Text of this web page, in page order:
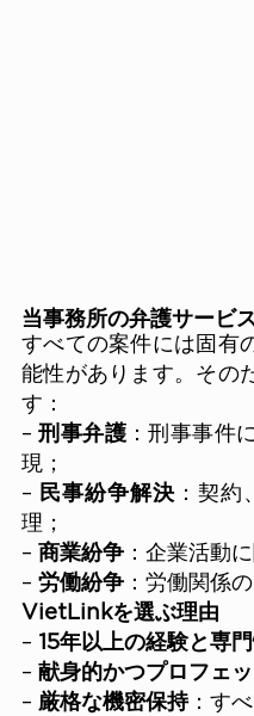
当事務所の弁護サービ
すべての案件には固有
能性があります。その
す：
– 刑事弁護 ：刑事事件
現；
– 民事紛争解決 ：契
理；
– 商業紛争 ：企業活動
– 労働紛争 ：労働関係
VietLinkを選ぶ理由
– 15年以上の経験と専
– 献身的かつプロフェ
– 厳格な機密保持：す